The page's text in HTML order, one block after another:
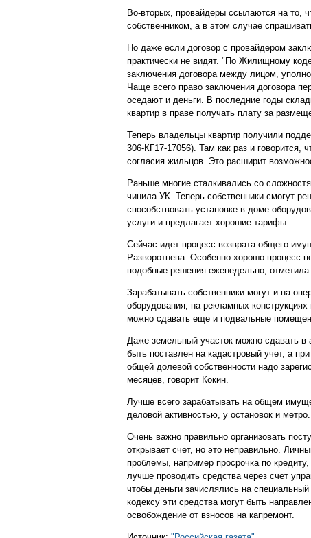
Во-вторых, провайдеры ссылаются на то,
собственником, а в этом случае
Но даже если договор с провайдером
практически не видят. "По Жилищному
заключения договора между лицом,
Чаще всего право заключения договора
оседают и деньги. В последние годы
квартир в праве получать плату за
Теперь владельцы квартир получили
306-КГ17-17056). Там как раз и говорится,
согласия жильцов. Это расширит
Раньше многие сталкивались со
чинила УК. Теперь собственники смогут
способствовать установке в доме
услуги и предлагает хорошие тарифы.
Сейчас идет процесс возврата общего
Разворотнева. Особенно хорошо процесс
подобные решения еженедельно, отметила
Зарабатывать собственники могут и на
оборудования, на рекламных
можно сдавать еще и подвальные
Даже земельный участок можно сдавать в
быть поставлен на кадастровый учет, а
общей долевой собственности надо
месяцев, говорит Кокин.
Лучше всего зарабатывать на общем
деловой активностью, у остановок и метро.
Очень важно правильно организовать
открывает счет, но это неправильно.
проблемы, например просрочка по
лучше проводить средства через счет
чтобы деньги зачислялись на
кодексу эти средства могут быть
освобождение от взносов на капремонт.